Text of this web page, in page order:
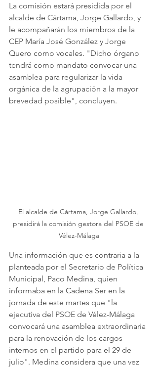
La comisión estará presidida por el
alcalde de Cártama, Jorge Gallardo, y
le acompañarán los miembros de la
CEP María José González y Jorge
Quero como vocales. "Dicho órgano
tendrá como mandato convocar una
asamblea para regularizar la vida
orgánica de la agrupación a la mayor
brevedad posible", concluyen.
El alcalde de Cártama, Jorge Gallardo,
presidirá la comisión gestora del PSOE de
Vélez-Málaga
Una información que es contraria a la
planteada por el Secretario de Política
Municipal, Paco Medina, quien
informaba en la Cadena Ser en la
jornada de este martes que "la
ejecutiva del PSOE de Vélez-Málaga
convocará una asamblea extraordinaria
para la renovación de los cargos
internos en el partido para el 29 de
julio". Medina considera que una vez